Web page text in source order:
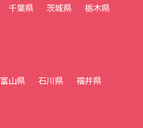
千葉県 茨城県
栃木県
富山県 石川県 福井県